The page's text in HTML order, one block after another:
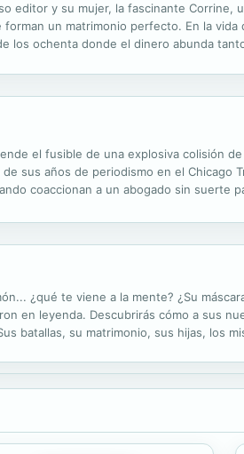
editor y su mujer, la fascinante
un matrimonio perfecto. En la
los ochenta donde el dinero abunda
el fusible de una explosiva colisión
sus años de periodismo en el
coaccionan a un abogado sin suerte
¿qué te viene a la mente? ¿Su
en leyenda. Descubrirás cómo a sus
batallas, su matrimonio, sus hijas, los